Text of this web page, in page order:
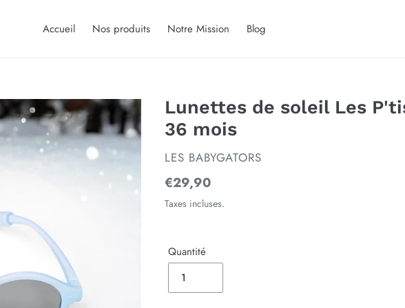
Accueil Nos produits Notre Mission Blog
Lunettes de soleil Les
36 mois
DISTRIBUTEUR
LES BABYGATORS
Prix
normal
€29,90
Taxes incluses.
Quantité